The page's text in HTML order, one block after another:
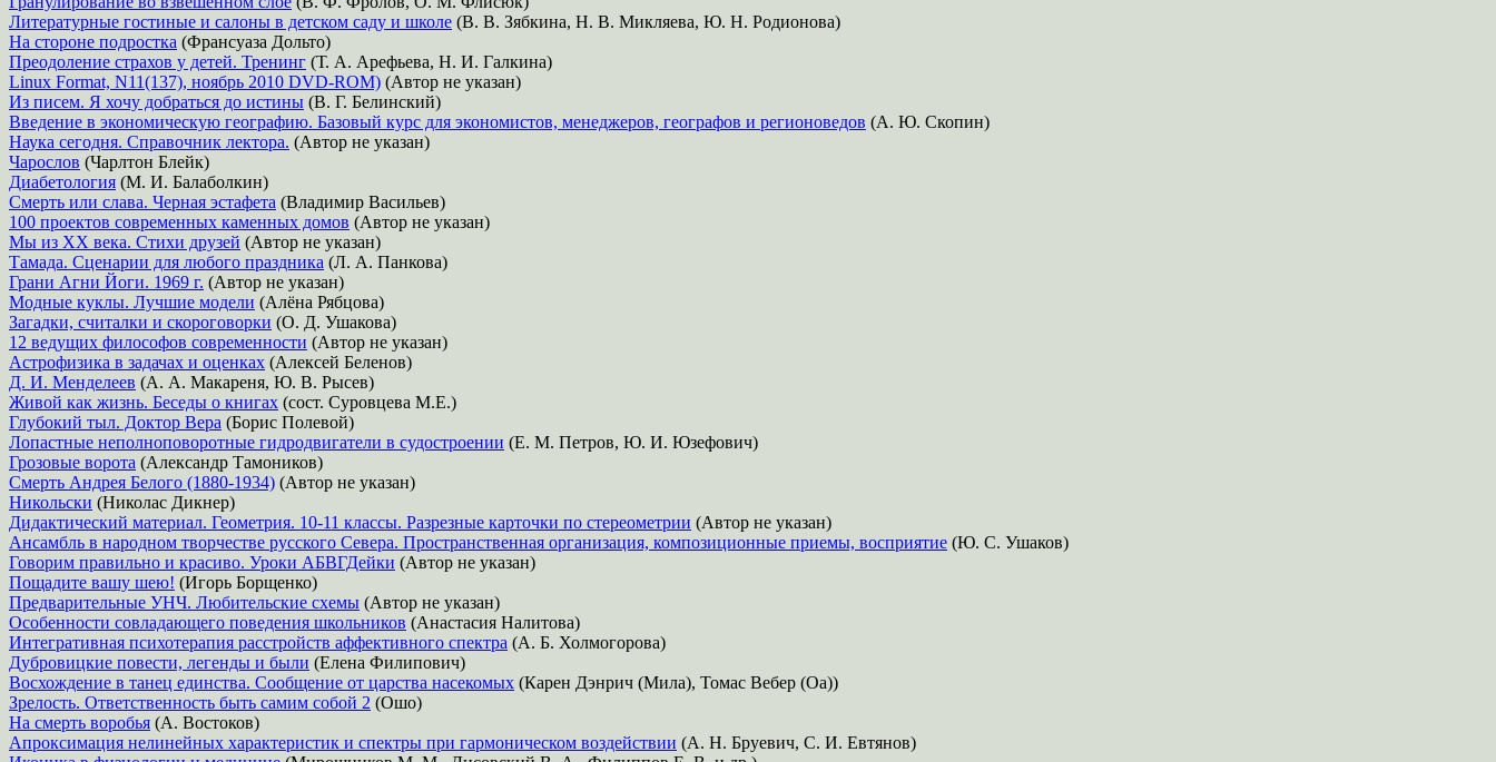
Литературные гостиные и салоны в детском саду и школе (В. В. Зябкина, Н. В. Микляева, Ю. Н. Родионова)
На стороне подростка (Франсуаза Дольто)
Преодоление страхов у детей. Тренинг (Т. А. Арефьева, Н. И. Галкина)
Linux Format, N11(137), ноябрь 2010 DVD-ROM) (Автор не указан)
Из писем. Я хочу добраться до истины (В. Г. Белинский)
Введение в экономическую географию. Базовый курс для экономистов, менеджеров, географов и регионоведов (А. Ю. Скопин)
Наука сегодня. Справочник лектора. (Автор не указан)
Чарослов (Чарлтон Блейк)
Диабетология (М. И. Балаболкин)
Смерть или слава. Черная эстафета (Владимир Васильев)
100 проектов современных каменных домов (Автор не указан)
Мы из ХХ века. Стихи друзей (Автор не указан)
Тамада. Сценарии для любого праздника (Л. А. Панкова)
Грани Агни Йоги. 1969 г. (Автор не указан)
Модные куклы. Лучшие модели (Алёна Рябцова)
Загадки, считалки и скороговорки (О. Д. Ушакова)
12 ведущих философов современности (Автор не указан)
Астрофизика в задачах и оценках (Алексей Беленов)
Д. И. Менделеев (А. А. Макареня, Ю. В. Рысев)
Живой как жизнь. Беседы о книгах (сост. Суровцева М.Е.)
Глубокий тыл. Доктор Вера (Борис Полевой)
Лопастные неполноповоротные гидродвигатели в судостроении (Е. М. Петров, Ю. И. Юзефович)
Грозовые ворота (Александр Тамоников)
Смерть Андрея Белого (1880-1934) (Автор не указан)
Никольски (Николас Дикнер)
Дидактический материал. Геометрия. 10-11 классы. Разрезные карточки по стереометрии (Автор не указан)
Ансамбль в народном творчестве русского Севера. Пространственная организация, композиционные приемы, восприятие (Ю. С. Ушаков)
Говорим правильно и красиво. Уроки АБВГДейки (Автор не указан)
Пощадите вашу шею! (Игорь Борщенко)
Предварительные УНЧ. Любительские схемы (Автор не указан)
Особенности совладающего поведения школьников (Анастасия Налитова)
Интегративная психотерапия расстройств аффективного спектра (А. Б. Холмогорова)
Дубровицкие повести, легенды и были (Елена Филипович)
Восхождение в танец единства. Сообщение от царства насекомых (Карен Дэнрич (Мила), Томас Вебер (Оа))
Зрелость. Ответственность быть самим собой 2 (Ошо)
На смерть воробья (А. Востоков)
Апроксимация нелинейных характеристик и спектры при гармоническом воздействии (А. Н. Бруевич, С. И. Евтянов)